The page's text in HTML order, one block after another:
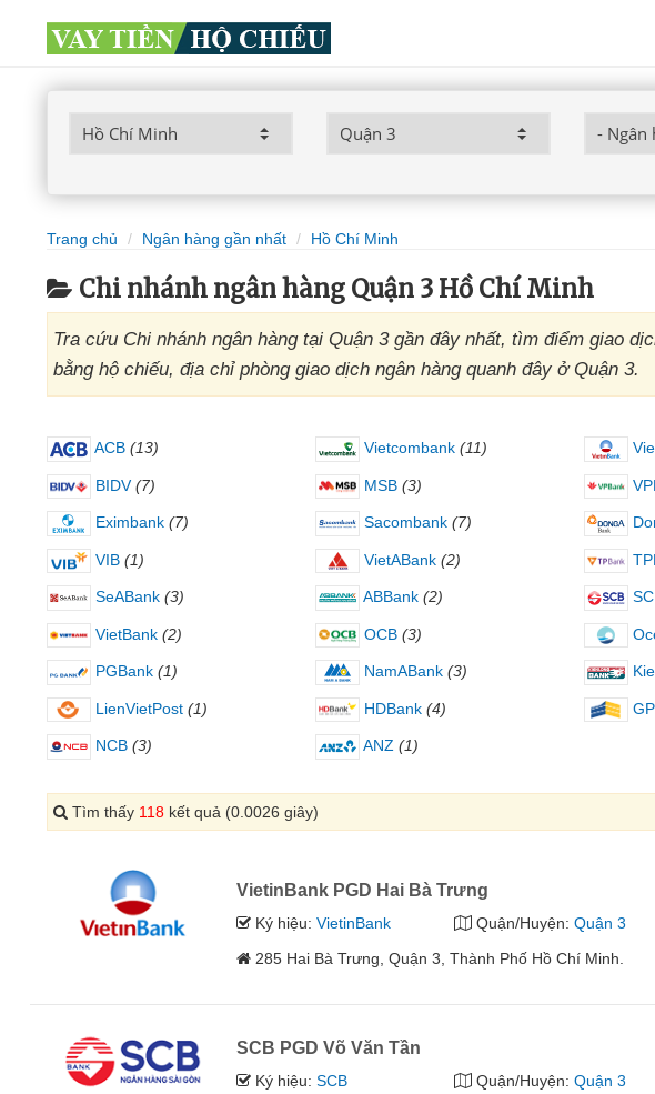
Trang chủ Ngân hàng gần nhất Hồ Chí Minh
Chi nhánh ngân hàng Quận 3 Hồ Chí Minh
Tra cứu Chi nhánh ngân hàng tại Quận 3 gần đây nhất, tìm điểm giao
bằng hộ chiếu, địa chỉ phòng giao dịch ngân hàng quanh đây ở Quận 3.
ACB (13) Vietcombank (11)
BIDV (7) MSB (3)
Eximbank (7) Sacombank (7)
VIB (1) VietABank (2)
SeABank (3) ABBank (2)
VietBank (2) OCB (3)
PGBank (1) NamABank (3)
LienVietPost (1) HDBank (4)
NCB (3) ANZ (1)
Tìm thấy 118 kết quả (0.0026 giây)
VietinBank PGD Hai Bà Trưng
Ký hiệu:VietinBank Quận/Huyện: Quận 3
285 Hai Bà Trưng, Quận 3, Thành Phố Hồ Chí Minh.
SCB PGD Võ Văn Tần
Ký hiệu:SCB Quận/Huyện: Quận 3